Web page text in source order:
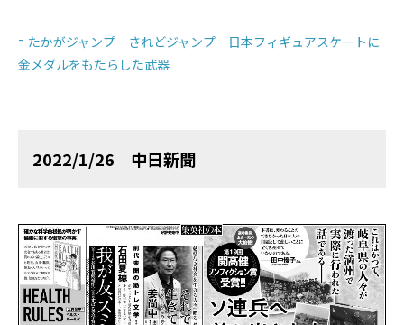
たかがジャンプ されどジャンプ 日本フィギュアスケートに
金メダルをもたらした武器
2022/1/26 中日新聞